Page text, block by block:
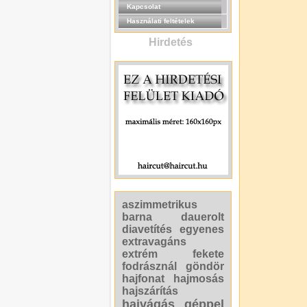
Kapcsolat
Használati feltételek
Hirdetés
aszimmetrikus
barna
dauerolt
diavetítés
egyenes
extravagáns
extrém
fekete
fodrásznál
göndör
hajfonat
hajmosás
hajszárítás
hajvágás géppel